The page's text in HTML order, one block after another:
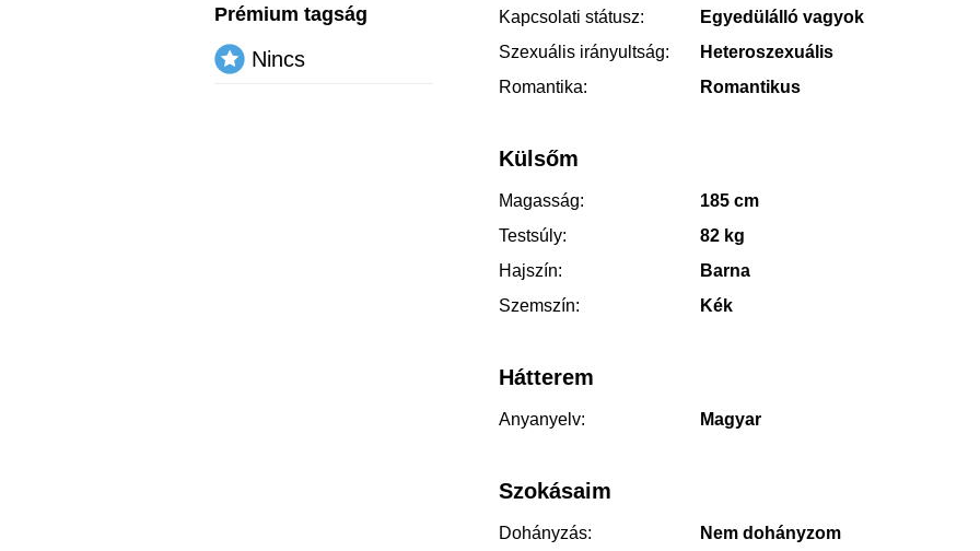
Kapcsolati státusz:
Egyedülálló vagyok
Szexuális irányultság:
Heteroszexuális
Romantika:
Romantikus
Külsőm
Magasság:
185 cm
Testsúly:
82 kg
Hajszín:
Barna
Szemszín:
Kék
Hátterem
Anyanyelv: Magyar
Szokásaim
Dohányzás:
Nem dohányzom
Prémium tagság
Nincs